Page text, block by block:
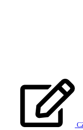
…cechuje bardzo
FSP Galena
Produkt Manager
…wszystkie propozycje
naszymi
jednej z propozycji